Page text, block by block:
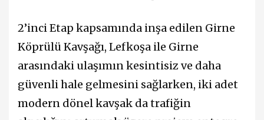
2’inci Etap kapsamında inşa edilen Girne
Köprülü Kavşağı, Lefkoşa ile Girne
arasındaki ulaşımın kesintisiz ve daha
güvenli hale gelmesini sağlarken, iki adet
modern dönel kavşak da trafiğin